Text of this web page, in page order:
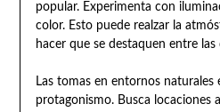
popular. Experimenta con
color. Esto puede realzar la
hacer que se destaquen entre las
Las tomas en entornos naturales
protagonismo. Busca locaciones